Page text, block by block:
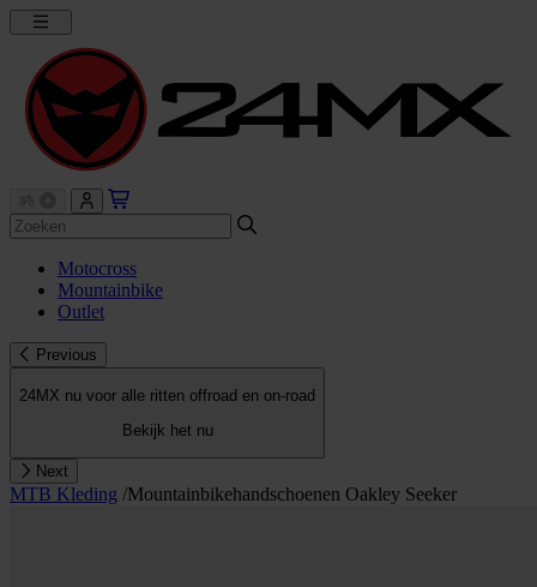
Motocross
Mountainbike
Outlet
Previous
24MX nu voor alle ritten offroad en on-road
Bekijk het nu
Next
MTB Kleding /Mountainbikehandschoenen Oakley Seeker